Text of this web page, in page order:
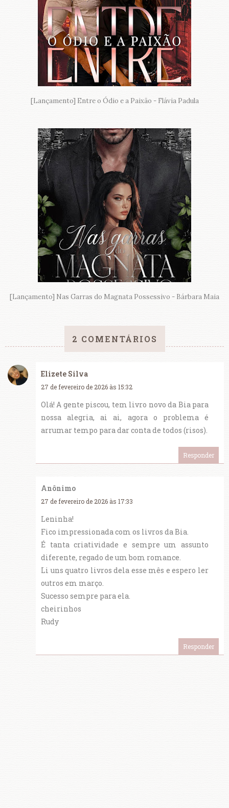
[Lançamento] Entre o Ódio e a Paixão - Flávia Padula
[Lançamento] Nas Garras do Magnata Possessivo - Bárbara Maia
2 COMENTÁRIOS
Elizete Silva
27 de fevereiro de 2026 às 15:32
Olá! A gente piscou, tem livro novo da Bia para
nossa alegria, ai ai, agora o problema é
arrumar tempo para dar conta de todos (risos).
Responder
Anônimo
27 de fevereiro de 2026 às 17:33
Leninha!
Fico impressionada com os livros da Bia.
É tanta criatividade e sempre um assunto
diferente, regado de um bom romance.
Li uns quatro livros dela esse mês e espero ler
outros em março.
Sucesso sempre para ela.
cheirinhos
Rudy
Responder